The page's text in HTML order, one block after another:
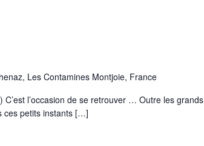
Les Contamines Montjoie, France
l’occasion de se retrouver … Outre les grands
ces petits instants […]